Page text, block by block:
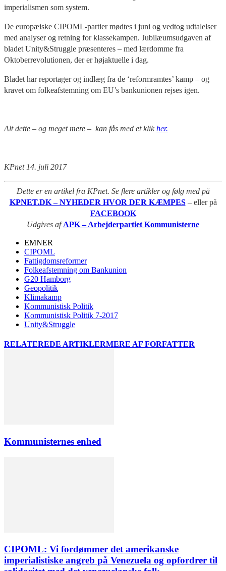
imperialismen som system.
De europæiske CIPOML-partier mødtes i juni og vedtog udtalelser
med analyser og retning for klassekampen. Jubilæumsudgaven af
bladet Unity&Struggle præsenteres – med lærdomme fra
Oktoberrevolutionen, der er højaktuelle i dag.
Bladet har reportager og indlæg fra de ‘reformramtes’ kamp – og
kravet om folkeafstemning om EU’s bankunionen rejses igen.
Alt dette – og meget mere – kan fås med et klikher.
KPnet 14. juli 2017
Dette er en artikel fra KPnet. Se flere artikler og følg med på
KPNET.DK – NYHEDER HVOR DER KÆMPES – eller på
FACEBOOK
Udgives afAPK – Arbejderpartiet Kommunisterne
EMNER
CIPOML
Fattigdomsreformer
Folkeafstemning om Bankunion
G20 Hamborg
Geopolitik
Klimakamp
Kommunistisk Politik
Kommunistisk Politik 7-2017
Unity&Struggle
RELATEREDE ARTIKLERMERE AF FORFATTER
Kommunisternes enhed
CIPOML: Vi fordømmer det amerikanske
imperialistiske angreb på Venezuela og opfordrer til